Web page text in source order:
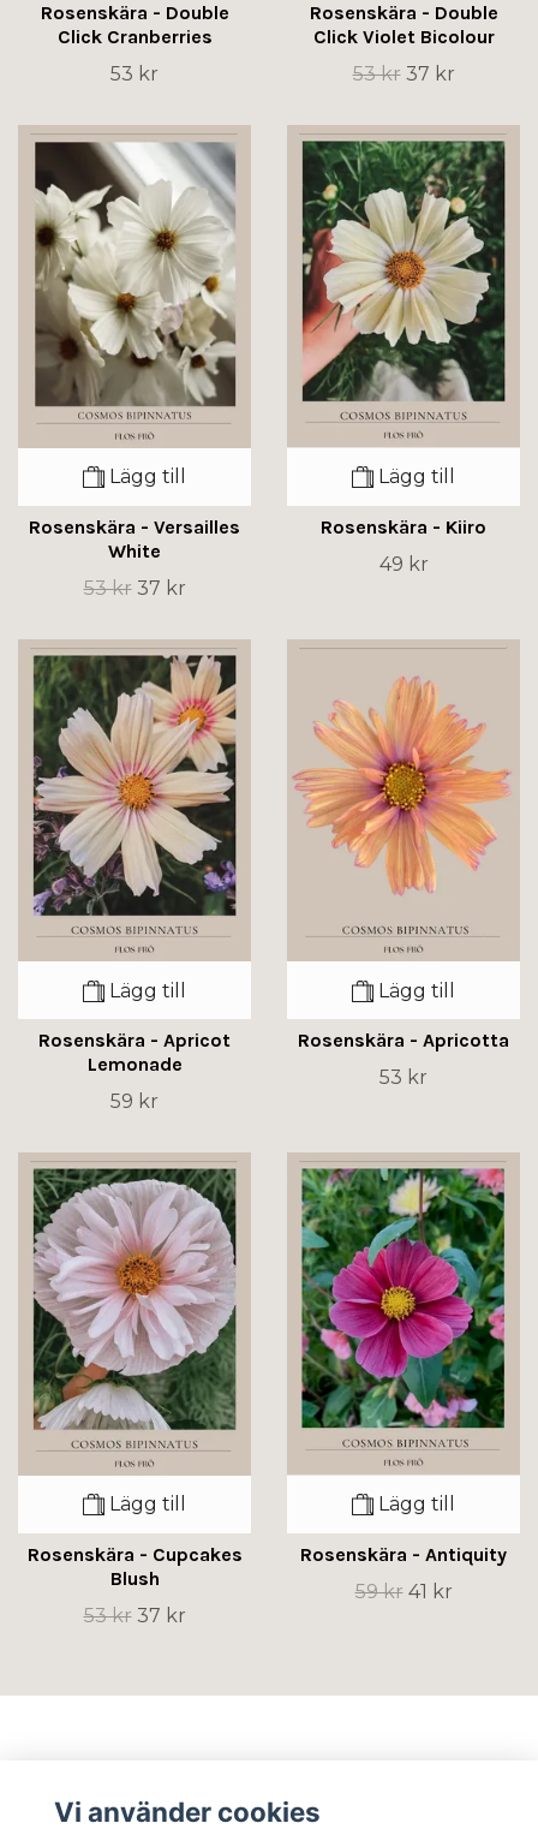
Rosenskära - Double
Click Cranberries
53 kr
Rosenskära - Double
Click Violet Bicolour
53 kr 37 kr
Lägg till
Rosenskära - Versailles
White
53 kr 37 kr
Lägg till
Rosenskära - Kiiro
49 kr
Lägg till
Rosenskära - Apricot
Lemonade
59 kr
Lägg till
Rosenskära - Apricotta
53 kr
Lägg till
Rosenskära - Cupcakes
Blush
53 kr 37 kr
Lägg till
Rosenskära - Antiquity
59 kr 41 kr
Vi använder cookies